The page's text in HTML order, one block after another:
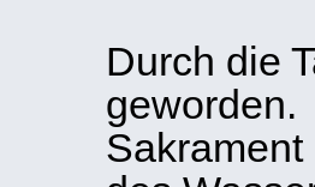
Durch die
geworden.
Sakrament